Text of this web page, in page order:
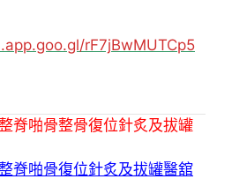
rF7jBwMUTCp5
脊啪骨整骨復位針炙及拔罐
脊啪骨復位針炙及拔罐醫舘